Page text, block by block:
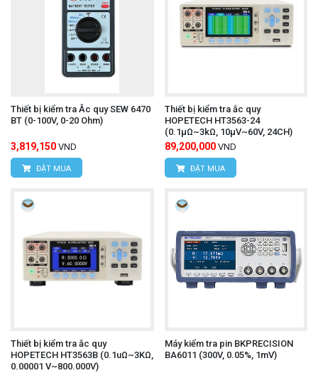
Thiết bị kiểm tra Ắc quy SEW 6470
BT (0-100V, 0-20 Ohm)
3,819,150 VND
ĐẶT MUA
Thiết bị kiểm tra ắc quy
HOPETECH HT3563-24
(0.1μΩ~3kΩ, 10μV~60V, 24CH)
89,200,000 VND
ĐẶT MUA
Thiết bị kiểm tra ắc quy
HOPETECH HT3563B (0.1uΩ~3KΩ,
0.00001 V~800.000V)
Máy kiểm tra pin BKPRECISION
BA6011 (300V, 0.05%, 1mV)